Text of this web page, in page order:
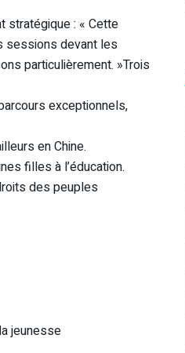
stratégique : « Cette
sessions devant les
particulièrement. »Trois
exceptionnels,
en Chine.
filles à l’éducation.
des peuples
jeunesse